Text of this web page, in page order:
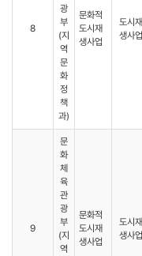
8
광
부
(지
역
문
화
정
책
과)
문화적
도시재
생사업
도시재
생사업
9
문
화
체
육
관
광
부
(지
역
문화적
도시재
생사업
도시재
생사업